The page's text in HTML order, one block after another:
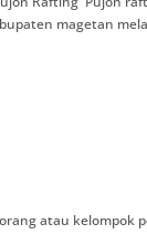
magetan
atau kelompok